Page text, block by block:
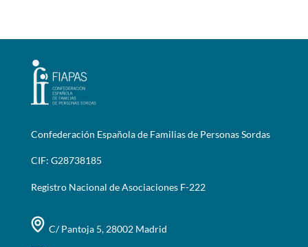
Confederación Española de Familias de Personas Sordas
CIF: G28738185
Registro Nacional de Asociaciones F-222
C/ Pantoja 5, 28002 Madrid